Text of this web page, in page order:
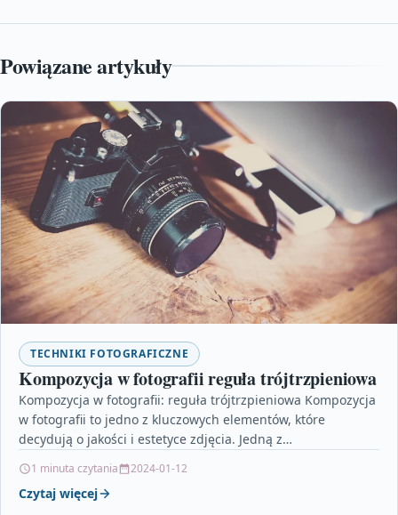
Powiązane artykuły
TECHNIKI FOTOGRAFICZNE
Kompozycja w fotografii reguła trójtrzpieniowa
Kompozycja w fotografii: reguła trójtrzpieniowa Kompozycja
w fotografii to jedno z kluczowych elementów, które
decydują o jakości i estetyce zdjęcia. Jedną z
1 minuta czytania 2024-01-12
Czytaj więcej